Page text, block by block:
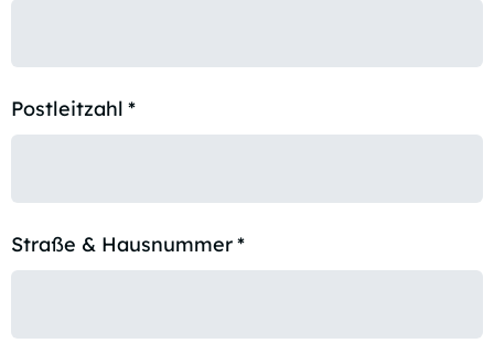
Postleitzahl *
Straße & Hausnummer*